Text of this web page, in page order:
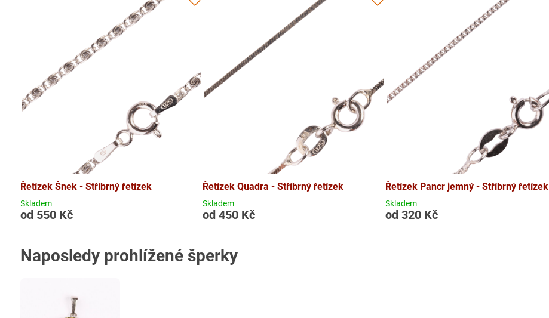
Řetízek Šnek - Stříbrný řetízek
Skladem
od 550 Kč
Řetízek Quadra - Stříbrný řetízek
Skladem
od 450 Kč
Řetízek Pancr jemný - Stříbrný řetízek
Skladem
od 320 Kč
Naposledy prohlížené šperky